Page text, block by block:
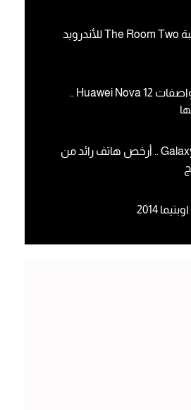
تحميل لعبة The Room Two للأندرويد
سعر ومواصفات Huawei Nova 12 ..
Galaxy S24 FE .. أرخص هاتف رائد من
2014